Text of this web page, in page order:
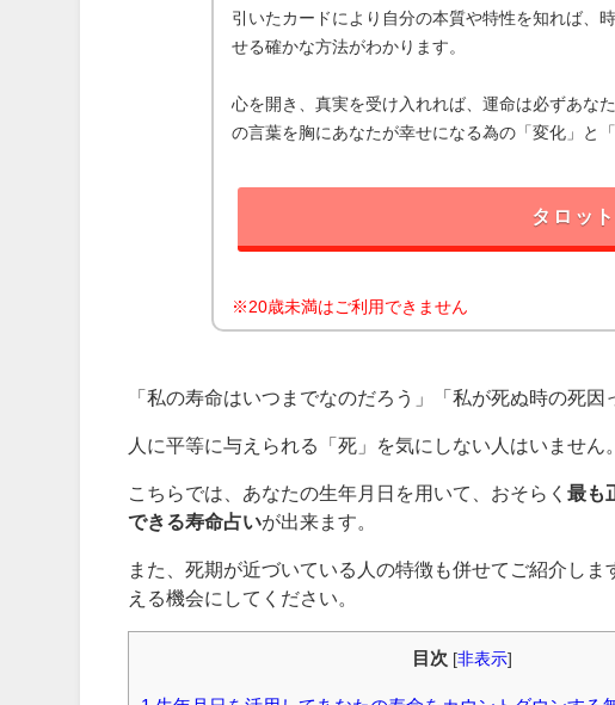
引いたカードにより自分の本質や特性を知れば、
せる確かな方法がわかります。
心を開き、真実を受け入れれば、運命は必ずあな
の言葉を胸にあなたが幸せになる為の「変化」と
タロッ
※20歳未満はご利用できません
「私の寿命はいつまでなのだろう」「私が死ぬ時の死
人に平等に与えられる「死」を気にしない人はいません。
こちらでは、あなたの生年月日を用いて、おそらく最も
できる寿命占いが出来ます。
また、死期が近づいている人の特徴も併せてご紹介し
える機会にしてください。
目次 [非表示]